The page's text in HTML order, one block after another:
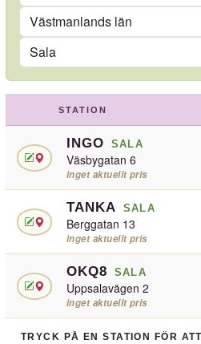
Län
Kommun
STATION
INGO SALA
Väsbygatan 6
inget aktuellt pris
TANKA SALA
Berggatan 13
inget aktuellt pris
OKQ8 SALA
Uppsalavägen 2
inget aktuellt pris
TRYCK PÅ EN STATION FÖR